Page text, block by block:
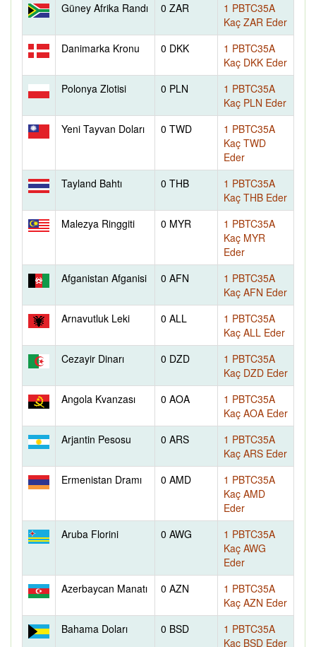
Güney Afrika Randı
0 ZAR
1 PBTC35A
Kaç ZAR Eder
Danimarka Kronu
0 DKK
1 PBTC35A
Kaç DKK Eder
Polonya Zlotisi
0 PLN
1 PBTC35A
Kaç PLN Eder
Yeni Tayvan Doları
0 TWD
1 PBTC35A
Kaç TWD
Eder
Tayland Bahtı
0 THB
1 PBTC35A
Kaç THB Eder
Malezya Ringgiti
0 MYR
1 PBTC35A
Kaç MYR
Eder
Afganistan Afganisi
0 AFN
1 PBTC35A
Kaç AFN Eder
Arnavutluk Leki
0 ALL
1 PBTC35A
Kaç ALL Eder
Cezayir Dinarı
0 DZD
1 PBTC35A
Kaç DZD Eder
Angola Kvanzası
0 AOA
1 PBTC35A
Kaç AOA Eder
Arjantin Pesosu
0 ARS
1 PBTC35A
Kaç ARS Eder
Ermenistan Dramı
0 AMD
1 PBTC35A
Kaç AMD
Eder
Aruba Florini
0 AWG
1 PBTC35A
Kaç AWG
Eder
Azerbaycan Manatı
0 AZN
1 PBTC35A
Kaç AZN Eder
Bahama Doları
0 BSD
1 PBTC35A
Kaç BSD Eder